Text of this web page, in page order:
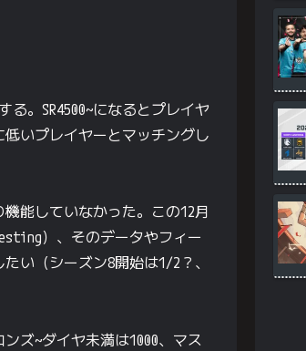
。SR4500~になるとプレイヤ
いプレイヤーとマッチングし
能していなかった。この12月
）、そのデータやフィー
い（シーズン8開始は1/2？、
ズ~ダイヤ未満は1000、マス